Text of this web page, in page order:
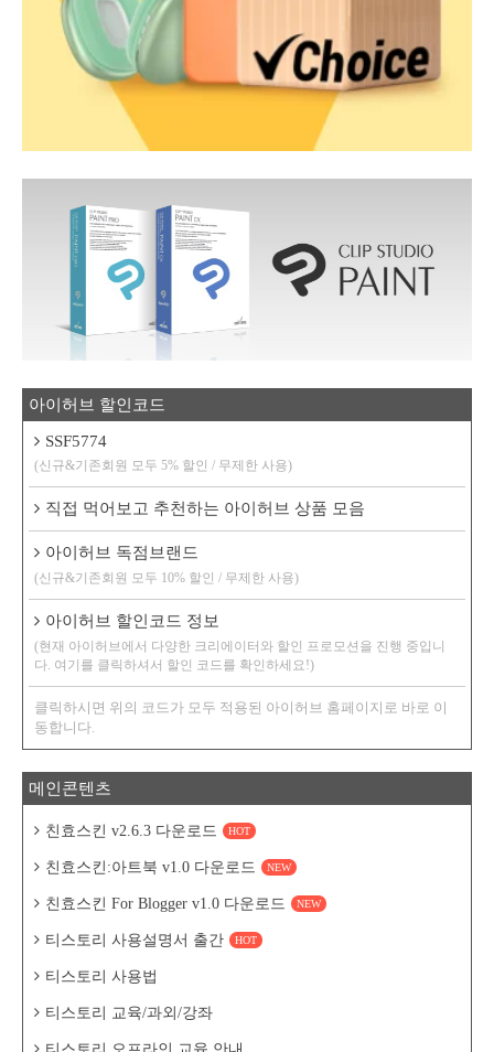
아이허브 할인코드
SSF5774
(신규&기존회원 모두 5% 할인 / 무제한 사용)
직접 먹어보고 추천하는 아이허브 상품 모음
아이허브 독점브랜드
(신규&기존회원 모두 10% 할인 / 무제한 사용)
아이허브 할인코드 정보
(현재 아이허브에서 다양한 크리에이터와 할인 프로모션을 진행 중입니
다. 여기를 클릭하셔서 할인 코드를 확인하세요!)
클릭하시면 위의 코드가 모두 적용된 아이허브 홈페이지로 바로 이
동합니다.
메인콘텐츠
친효스킨 v2.6.3 다운로드 HOT
친효스킨:아트북 v1.0 다운로드 NEW
친효스킨 For Blogger v1.0 다운로드 NEW
티스토리 사용설명서 출간 HOT
티스토리 사용법
티스토리 교육/과외/강좌